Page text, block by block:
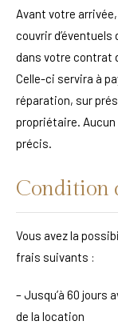
Avant votre
couvrir
dans votre contrat
Celle-ci servira à
réparation, sur
propriétaire.
précis.
Condition
Vous avez la
frais suivants :
– Jusqu’à 60 jours
de la location